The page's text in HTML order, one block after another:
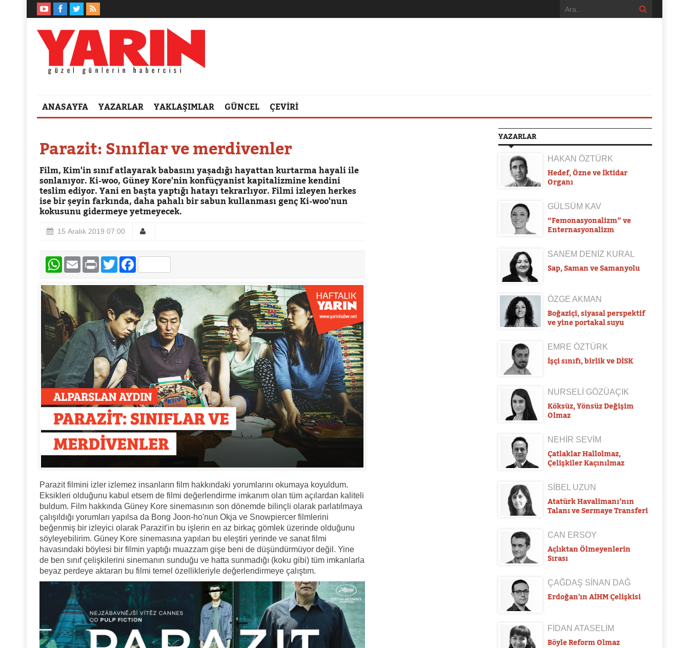
ANASAYFA YAZARLAR YAKLAŞIMLAR GÜNCEL ÇEVİRİ
Parazit: Sınıflar ve merdivenler
Film, Kim'in sınıf atlayarak babasını yaşadığı hayattan kurtarma hayali ile
sonlanıyor. Ki-woo, Güney Kore'nin konfüçyanist kapitalizmine kendini
teslim ediyor. Yani en başta yaptığı hatayı tekrarlıyor. Filmi izleyen herkes
ise bir şeyin farkında, daha pahalı bir sabun kullanması genç Ki-woo'nun
kokusunu gidermeye yetmeyecek.
15 Aralık 2019 07:00
WhatsApp
EmailPrint TwitterFacebook
Parazit filmini izler izlemez insanların film hakkındaki yorumlarını okumaya koyuldum.
Eksikleri olduğunu kabul etsem de filmi değerlendirme imkanım olan tüm açılardan kaliteli
buldum. Film hakkında Güney Kore sinemasının son dönemde bilinçli olarak parlatılmaya
çalışıldığı yorumları yapılsa da Bong Joon-ho'nun Okja ve Snowpiercer filmlerini
beğenmiş bir izleyici olarak Parazit'in bu işlerin en az birkaç gömlek üzerinde olduğunu
söyleyebilirim. Güney Kore sinemasına yapılan bu eleştiri yerinde ve sanat filmi
havasındaki böylesi bir filmin yaptığı muazzam gişe beni de düşündürmüyor değil. Yine
de ben sınıf çelişkilerini sinemanın sunduğu ve hatta sunmadığı (koku gibi) tüm imkanlarla
beyaz perdeye aktaran bu filmi temel özellikleriyle değerlendirmeye çalıştım.
YAZARLAR
HAKAN ÖZTÜRK
Hedef, Özne ve İktidar
Organı
GÜLSÜM KAV
“Femonasyonalizm” ve
Enternasyonalizm
SANEM DENİZ KURAL
Sap, Saman ve Samanyolu
ÖZGE AKMAN
Boğaziçi, siyasal perspektif
ve yine portakal suyu
EMRE ÖZTÜRK
İşçi sınıfı, birlik ve DİSK
NURSELİ GÖZÜAÇIK
Köksüz, Yönsüz Değişim
Olmaz
NEHİR SEVİM
Çatlaklar Hallolmaz,
Çelişkiler Kaçınılmaz
SİBEL UZUN
Atatürk Havalimanı’nın
Talanı ve Sermaye Transferi
CAN ERSOY
Açlıktan Ölmeyenlerin
Sırası
ÇAĞDAŞ SİNAN DAĞ
Erdoğan'ın AİHM Çelişkisi
FİDAN ATASELİM
Böyle Reform Olmaz